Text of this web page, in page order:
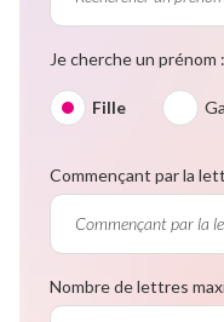
Je cherche un prénom :
Fille
Commençant par la
Nombre de lettres